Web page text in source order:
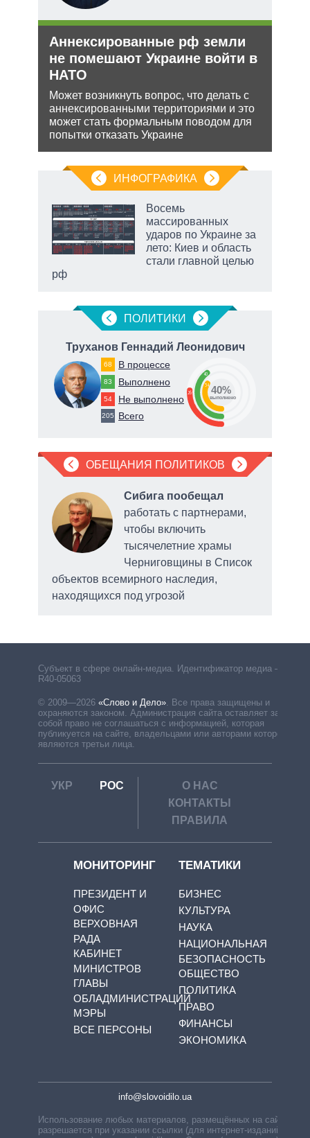
Аннексированные рф земли
не помешают Украине войти в
НАТО
Может возникнуть вопрос, что делать с
аннексированными территориями и это
может стать формальным поводом для
попытки отказать Украине
ИНФОГРАФИКА
Восемь
массированных
ударов по Украине за
лето: Киев и область
стали главной целью
рф
ПОЛИТИКИ
Труханов Геннадий Леонидович
68 В процессе
83 Выполнено
54 Не выполнено
205 Всего
26
40
34 40%
выполнено
ОБЕЩАНИЯ ПОЛИТИКОВ
Сибига пообещал
работать с партнерами,
чтобы включить
тысячелетние храмы
Черниговщины в Список
объектов всемирного наследия,
находящихся под угрозой
Субъект в сфере онлайн-медиа. Идентификатор медиа –
R40-05063
© 2009—2026 «Слово и Дело». Все права защищены и
охраняются законом. Администрация сайта оставляет за
собой право не соглашаться с информацией, которая
публикуется на сайте, владельцами или авторами которой
являются третьи лица.
УКР РОС
О НАС
КОНТАКТЫ
ПРАВИЛА
МОНИТОРИНГ
ПРЕЗИДЕНТ И
ОФИС
ВЕРХОВНАЯ
РАДА
КАБИНЕТ
МИНИСТРОВ
ГЛАВЫ
ОБЛАДМИНИСТРАЦИЙ
МЭРЫ
ВСЕ ПЕРСОНЫ
ТЕМАТИКИ
БИЗНЕС
КУЛЬТУРА
НАУКА
НАЦИОНАЛЬНАЯ
БЕЗОПАСНОСТЬ
ОБЩЕСТВО
ПОЛИТИКА
ПРАВО
ФИНАНСЫ
ЭКОНОМИКА
info@slovoidilo.ua
Использование любых материалов, размещённых на сайте,
разрешается при указании ссылки (для интернет-изданий —